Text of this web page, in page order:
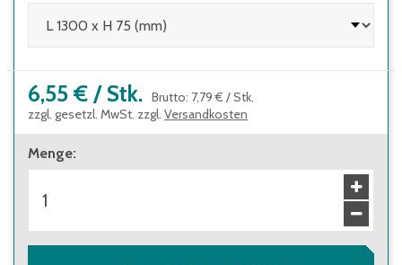
6,55 € / Stk. Brutto: 7,79 € /Stk.
zzgl. gesetzl. MwSt. zzgl. Versandkosten
Menge: